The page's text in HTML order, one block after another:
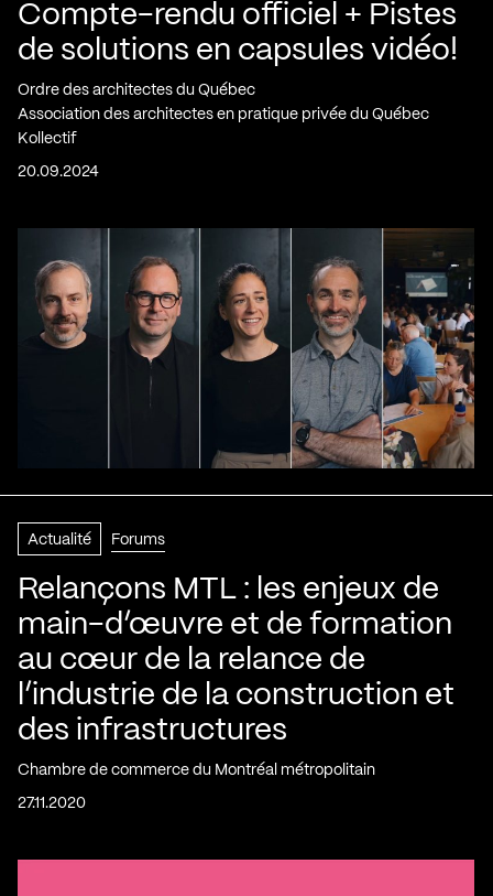
Compte-rendu officiel + Pistes
de solutions en capsules vidéo!
Ordre des architectes du Québec
Association des architectes en pratique privée du Québec
Kollectif
20.09.2024
Actualité Forums
Relançons MTL : les enjeux de
main-d’œuvre et de formation
au cœur de la relance de
l’industrie de la construction et
des infrastructures
Chambre de commerce du Montréal métropolitain
27.11.2020